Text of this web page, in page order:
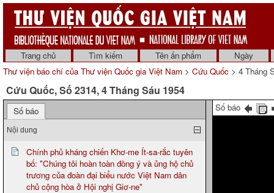
Trang chủ Tìm kiếm Tên ấn phẩm
Ngày
Thư viện báo chí của Thư viện Quốc gia Việt Nam > Cứu Quốc > 4 Tháng
Cứu Quốc, Số 2314, 4 Tháng Sáu 1954
Số báo
Nội dung
Chính phủ kháng chiến Khơ-me Ít-sa-rắc tuyên
bố: "Chúng tôi hoàn toàn đồng ý và ủng hộ chủ
trương của đoàn đại biểu nước Việt Nam dân
chủ cộng hòa ở Hội nghị Giơ-ne"
Số báo